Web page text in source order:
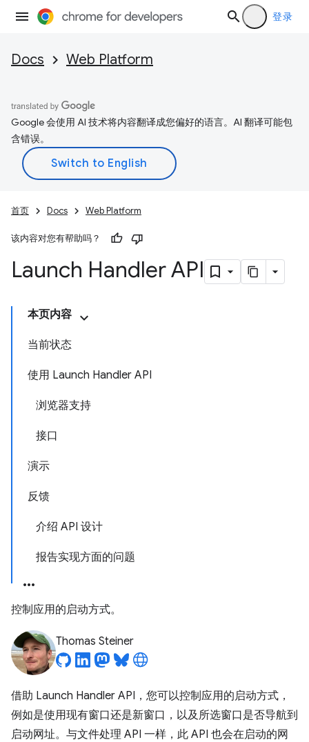
登录
Docs Web Platform
Google 会使用 AI 技术将内容翻译成您偏好的语言。AI 翻译可能包
含错误。
首页 Docs Web Platform
该内容对您有帮助吗？
Launch Handler API
本页内容
当前状态
使用 Launch Handler API
浏览器支持
接口
演示
反馈
介绍 API 设计
报告实现方面的问题
控制应用的启动方式。
Thomas Steiner
借助 Launch Handler API，您可以控制应用的启动方式，
例如是使用现有窗口还是新窗口，以及所选窗口是否导航到
启动网址。与文件处理 API 一样，此 API 也会在启动的网